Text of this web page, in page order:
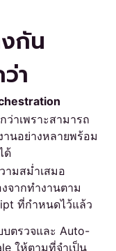
กัน
า
กว่าเพราะสามารถ
านอย่างหลายพร้อม
ด้
ามสม่ำเสมอ
งจากทำงานตาม
ที่กำหนดไว้แล้ว
บตรวจและ Auto-
ให้ตามที่จำเป็น